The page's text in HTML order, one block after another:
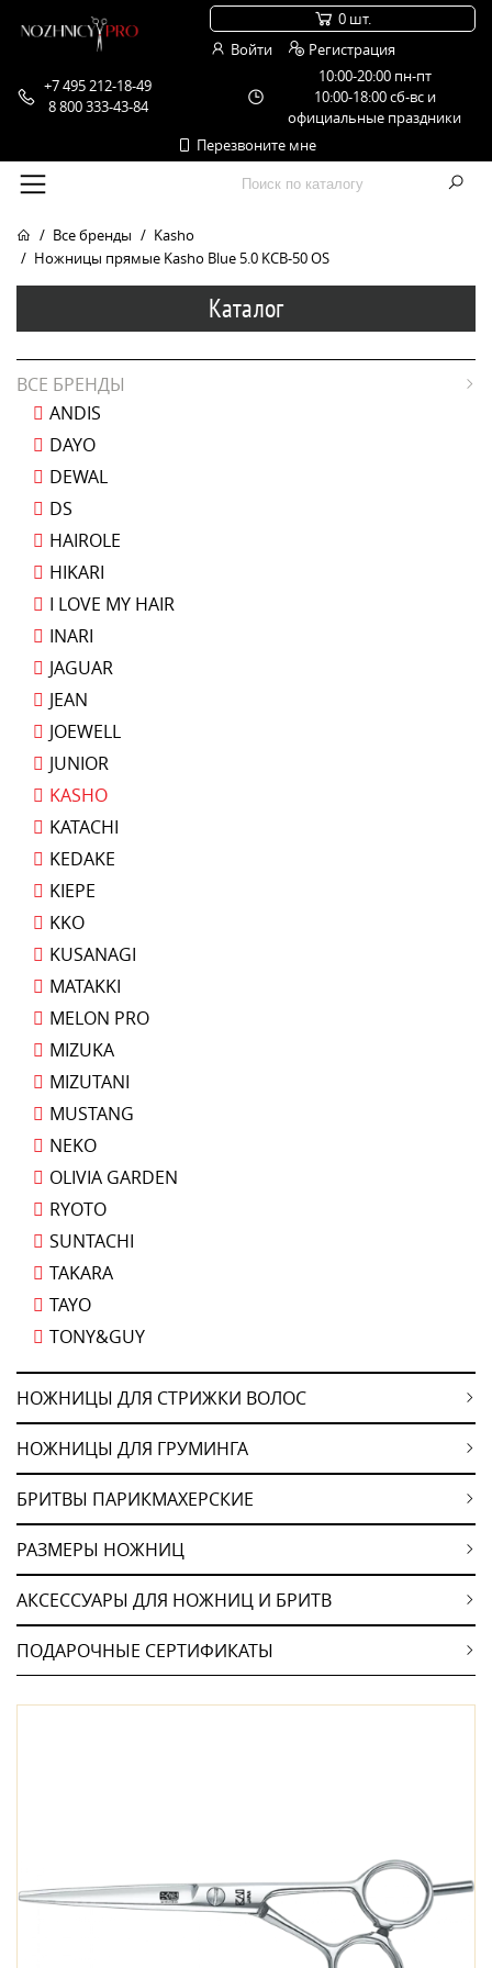
+7 495 212-18-49
8 800 333-43-84
10:00-20:00 пн-пт
10:00-18:00 сб-вс и
официальные праздники
Перезвоните мне
0 шт.
Войти
Регистрация
Все бренды
Kasho
Ножницы прямые Kasho Blue 5.0 KCB-50 OS
Каталог
ВСЕ БРЕНДЫ
ANDIS
DAYO
DEWAL
DS
HAIROLE
HIKARI
I LOVE MY HAIR
INARI
JAGUAR
JEAN
JOEWELL
JUNIOR
KASHO
KATACHI
KEDAKE
KIEPE
KKO
KUSANAGI
MATAKKI
MELON PRO
MIZUKA
MIZUTANI
MUSTANG
NEKO
OLIVIA GARDEN
RYOTO
SUNTACHI
TAKARA
TAYO
TONY&GUY
НОЖНИЦЫ ДЛЯ СТРИЖКИ ВОЛОС
НОЖНИЦЫ ДЛЯ ГРУМИНГА
БРИТВЫ ПАРИКМАХЕРСКИЕ
РАЗМЕРЫ НОЖНИЦ
АКСЕССУАРЫ ДЛЯ НОЖНИЦ И БРИТВ
ПОДАРОЧНЫЕ СЕРТИФИКАТЫ